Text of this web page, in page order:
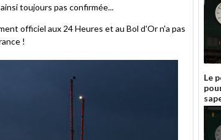
toujours pas confirmée...
officiel aux 24 Heures et au Bol d'Or n'a pas
!
Le